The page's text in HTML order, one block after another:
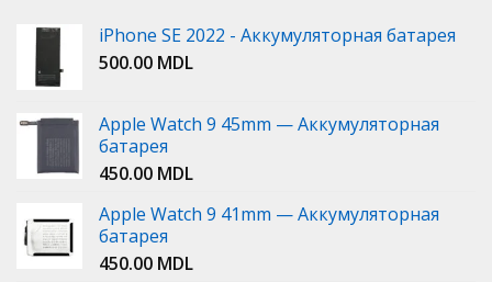
iPhone SE 2022 - Аккумуляторная батарея
500.00 MDL
Apple Watch 9 45mm — Аккумуляторная
батарея
450.00 MDL
Apple Watch 9 41mm — Аккумуляторная
батарея
450.00 MDL